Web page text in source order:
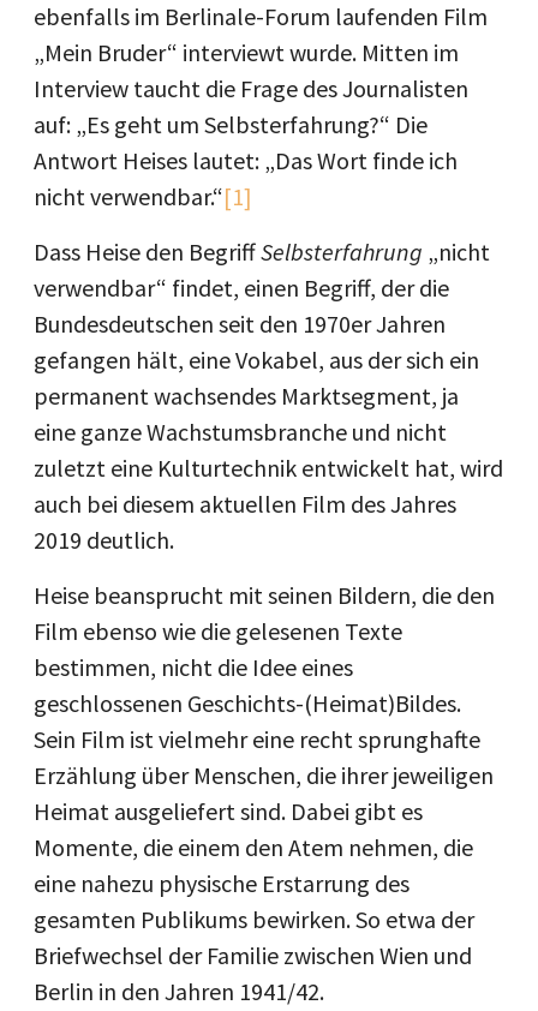
ebenfalls im Berlinale-Forum laufenden Film
„Mein Bruder“ interviewt wurde. Mitten im
Interview taucht die Frage des Journalisten
auf: „Es geht um Selbsterfahrung?“ Die
Antwort Heises lautet: „Das Wort finde ich
nicht verwendbar.“[1]
Dass Heise den BegriffSelbsterfahrung „nicht
verwendbar“ findet, einen Begriff, der die
Bundesdeutschen seit den 1970er Jahren
gefangen hält, eine Vokabel, aus der sich ein
permanent wachsendes Marktsegment, ja
eine ganze Wachstumsbranche und nicht
zuletzt eine Kulturtechnik entwickelt hat, wird
auch bei diesem aktuellen Film des Jahres
2019 deutlich.
Heise beansprucht mit seinen Bildern, die den
Film ebenso wie die gelesenen Texte
bestimmen, nicht die Idee eines
geschlossenen Geschichts-(Heimat)Bildes.
Sein Film ist vielmehr eine recht sprunghafte
Erzählung über Menschen, die ihrer jeweiligen
Heimat ausgeliefert sind. Dabei gibt es
Momente, die einem den Atem nehmen, die
eine nahezu physische Erstarrung des
gesamten Publikums bewirken. So etwa der
Briefwechsel der Familie zwischen Wien und
Berlin in den Jahren 1941/42.